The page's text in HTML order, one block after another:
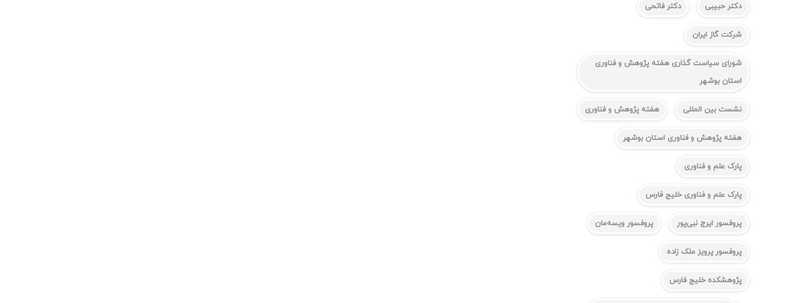
دکتر حبیبی دکتر فاتحی
شرکت گاز ایران
شورای سیاست گذاری هفته پژوهش و فناوری
استان بوشهر
نشست بین المللی هفته پژوهش و فناوری
هفته پژوهش و فناوری استان بوشهر
پارک علم و فناوری
پارک علم و فناوری خلیج فارس
پروفسور ایرج نبی‌پور پروفسور ویسه‌مان
پروفسور پرویز ملک زاده
پژوهشکده خلیج فارس